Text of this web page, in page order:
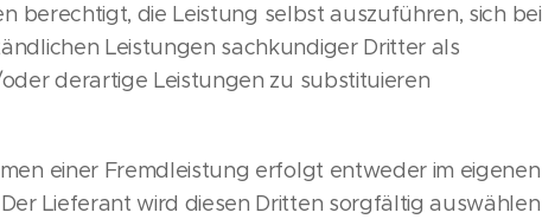
berechtigt, die Leistung selbst auszuführen, sich bei
Leistungen sachkundiger Dritter als
derartige Leistungen zu substituieren
einer Fremdleistung erfolgt entweder im eigenen
Lieferant wird diesen Dritten sorgfältig auswählen